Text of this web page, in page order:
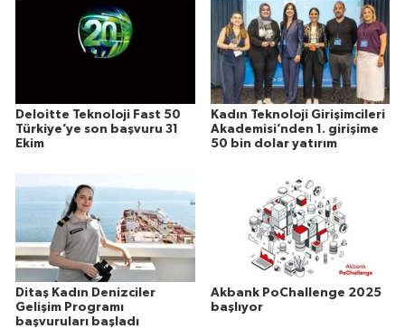
Deloitte Teknoloji Fast 50
Türkiye’ye son başvuru 31
Ekim
Kadın Teknoloji Girişimcileri
Akademisi’nden 1. girişime
50 bin dolar yatırım
Ditaş Kadın Denizciler
Gelişim Programı
başvuruları başladı
Akbank PoChallenge 2025
başlıyor